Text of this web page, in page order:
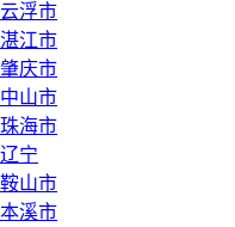
云浮市
湛江市
肇庆市
中山市
珠海市
辽宁
鞍山市
本溪市